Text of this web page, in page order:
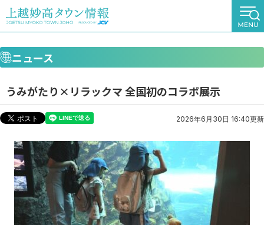
ニュース
うみがたり×リラックマ 全国初のコラボ展示
2026年6月30日 16:40更新